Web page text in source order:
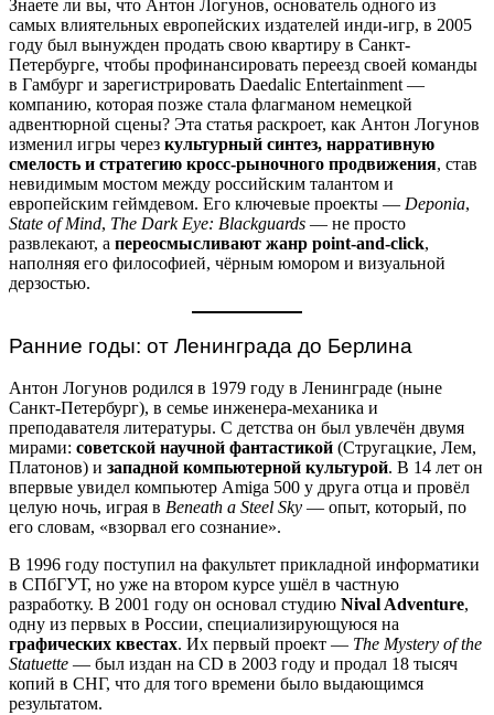
Знаете ли вы, что Антон Логунов, основатель одного из
самых влиятельных европейских издателей инди-игр, в 2005
году был вынужден продать свою квартиру в Санкт-
Петербурге, чтобы профинансировать переезд своей команды
в Гамбург и зарегистрировать Daedalic Entertainment —
компанию, которая позже стала флагманом немецкой
адвентюрной сцены? Эта статья раскроет, как Антон Логунов
изменил игры через культурный синтез, нарративную
смелость и стратегию кросс-рыночного продвижения, став
невидимым мостом между российским талантом и
европейским геймдевом. Его ключевые проекты — Deponia,
State of Mind, The Dark Eye: Blackguards — не просто
развлекают, а переосмысливают жанр point-and-click,
наполняя его философией, чёрным юмором и визуальной
дерзостью.
Ранние годы: от Ленинграда до Берлина
Антон Логунов родился в 1979 году в Ленинграде (ныне
Санкт-Петербург), в семье инженера-механика и
преподавателя литературы. С детства он был увлечён двумя
мирами: советской научной фантастикой (Стругацкие, Лем,
Платонов) и западной компьютерной культурой. В 14 лет он
впервые увидел компьютер Amiga 500 у друга отца и провёл
целую ночь, играя в Beneath a Steel Sky — опыт, который, по
его словам, «взорвал его сознание».
В 1996 году поступил на факультет прикладной информатики
в СПбГУТ, но уже на втором курсе ушёл в частную
разработку. В 2001 году он основал студию Nival Adventure,
одну из первых в России, специализирующуюся на
графических квестах. Их первый проект — The Mystery of the
Statuette — был издан на CD в 2003 году и продал 18 тысяч
копий в СНГ, что для того времени было выдающимся
результатом.